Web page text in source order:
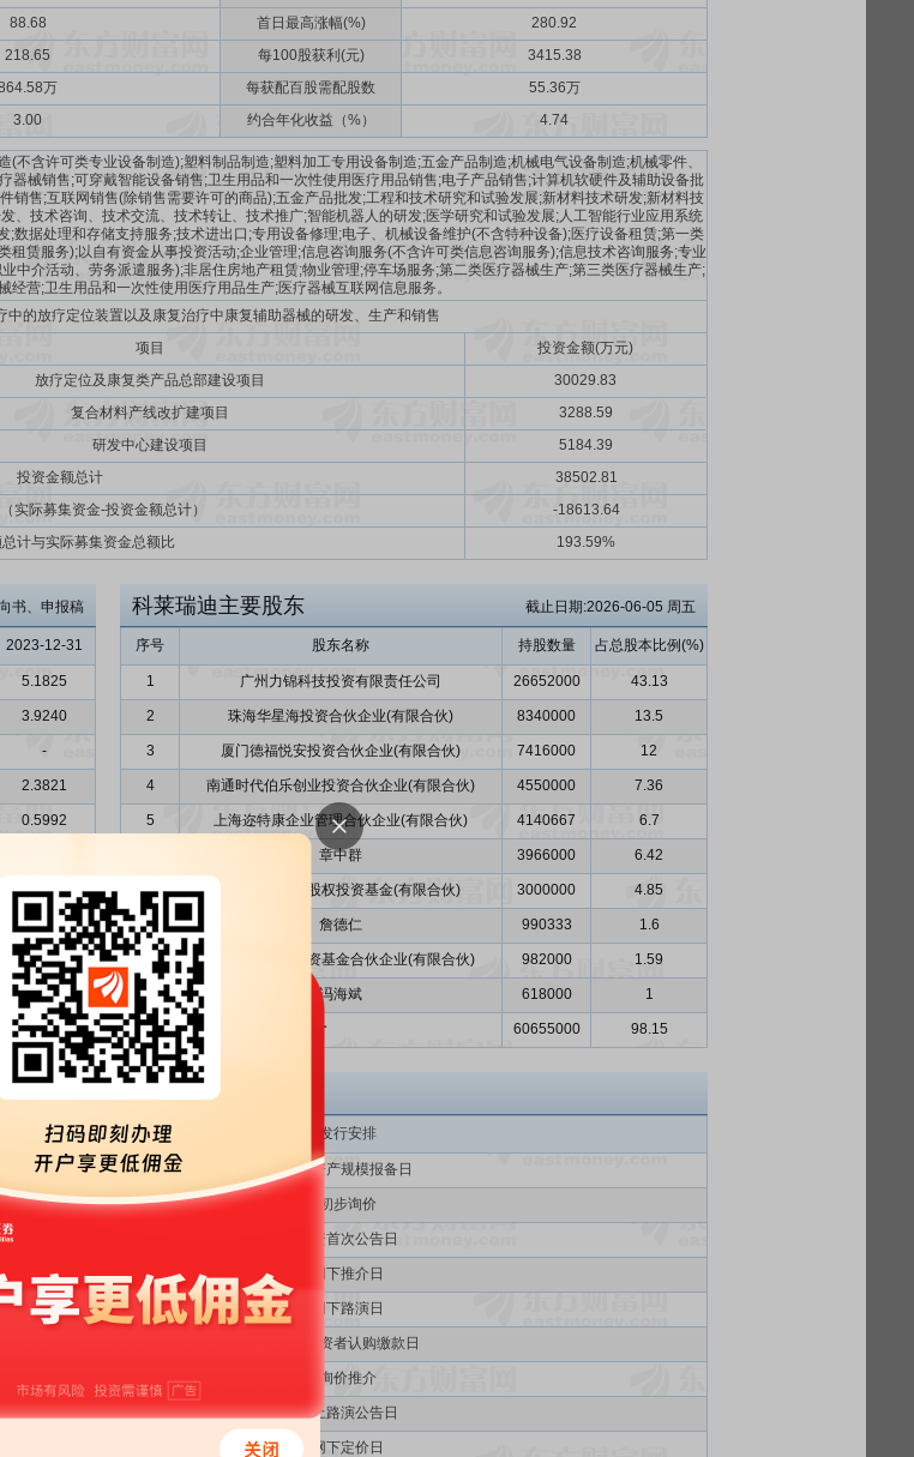
88.68 首日最高涨幅(%)
280.92
218.65 每100股获利(元)
3415.38
万 每获配百股需配股数
55.36万
3.00 约合年化收益（%） 4.74
不含许可类专业设备制造);塑料制品制造;塑料加工专用设备制造;五金产品制造;机械电气设备制造;机械零件、
器械销售;可穿戴智能设备销售;卫生用品和一次性使用医疗用品销售;电子产品销售;计算机软硬件及辅助设备批
销售;互联网销售(除销售需要许可的商品);五金产品批发;工程和技术研究和试验发展;新材料技术研发;新材料技
、技术咨询、技术交流、技术转让、技术推广;智能机器人的研发;医学研究和试验发展;人工智能行业应用系统
数据处理和存储支持服务;技术进出口;专用设备修理;电子、机械设备维护(不含特种设备);医疗设备租赁;第一类
租赁服务);以自有资金从事投资活动;企业管理;信息咨询服务(不含许可类信息咨询服务);信息技术咨询服务;专业
中介活动、劳务派遣服务);非居住房地产租赁;物业管理;停车场服务;第二类医疗器械生产;第三类医疗器械生产;
经营;卫生用品和一次性使用医疗用品生产;医疗器械互联网信息服务。
中的放疗定位装置以及康复治疗中康复辅助器械的研发、生产和销售
项目
投资金额(万元)
放疗定位及康复类产品总部建设项目
30029.83
复合材料产线改扩建项目
3288.59
研发中心建设项目
5184.39
投资金额总计
38502.81
实际募集资金-投资金额总计）
-18613.64
计与实际募集资金总额比
193.59%
书、申报稿
2023-12-31
5.1825
3.9240
-
2.3821
0.5992
2.2892
0.97
0.97
0.77
16.20
科莱瑞迪主要股东 截止日期:2026-06-05 周五
序号 股东名称 持股数量 占总股本比例(%)
1 广州力锦科技投资有限责任公司 26652000 43.13
2 珠海华星海投资合伙企业(有限合伙) 8340000 13.5
3 厦门德福悦安投资合伙企业(有限合伙) 7416000 12
4 南通时代伯乐创业投资合伙企业(有限合伙) 4550000 7.36
5 上海迩特康企业管理合伙企业(有限合伙) 4140667 6.7
章中群 3966000 6.42
7 广州德福二期股权投资基金(有限合伙) 3000000 4.85
8 詹德仁 990333 1.6
9 广州信诚股权投资基金合伙企业(有限合伙) 982000 1.59
10 冯海斌 618000 1
合计 60655000 98.15
发行安排
申购资产规模报备日
初步询价
融资首次公告日
网下推介日
网下路演日
战略投资者认购缴款日
询价推介
网上路演公告日
网下定价日